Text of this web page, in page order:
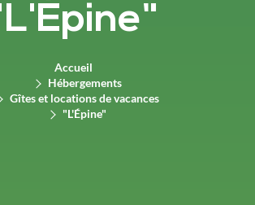
Accueil
Hébergements
Gîtes et locations de vacances
"L'Épine"